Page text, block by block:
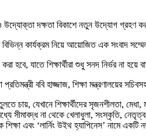
উদ্যোক্তা দক্ষতা বিকাশে নতুন উদ্যোগ গ্রহণ
বিভিন্ন কার্যক্রম নিয়ে আয়োজিত এক সংবাদ
হবে, যাতে শিক্ষার্থীরা শুধু সনদ নির্ভর না
ববি হাজ্জাজ, শিক্ষা মন্ত্রণালয়ের
চায়, যেখানে শিক্ষার্থীদের সৃজনশীলতা,
সীমাবদ্ধ না থেকে খেলাধুলা, সংস্কৃতি,
এবং ‘লার্নিং উইথ হ্যাপিনেস’ নামে